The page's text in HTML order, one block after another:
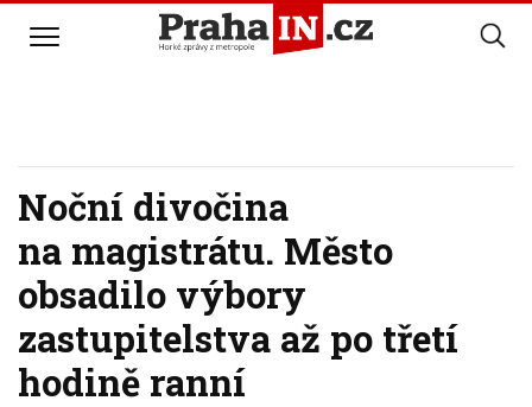
Noční divočina
na magistrátu. Město
obsadilo výbory
zastupitelstva až po třetí
hodině ranní